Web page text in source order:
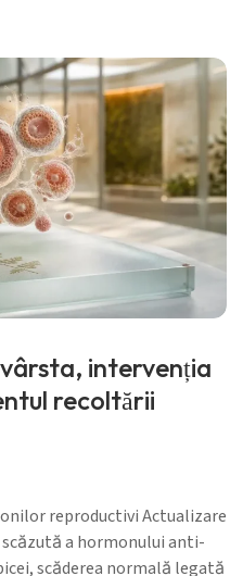
intervenția
recoltării
reproductivi Actualizare
a hormonului anti-
scăderea normală legată